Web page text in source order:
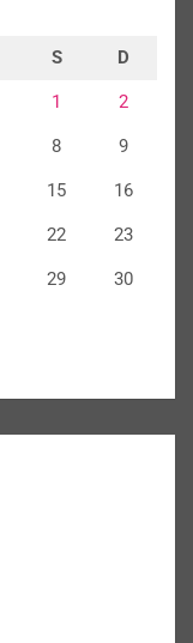
S D
1 2
8 9
15 16
22 23
29 30